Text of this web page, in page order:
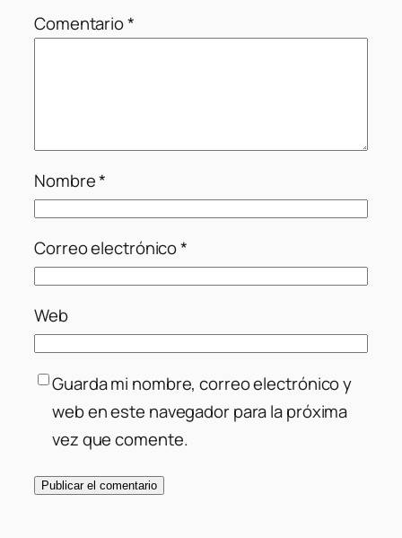
Comentario*
Nombre*
Correo electrónico*
Web
Guarda mi nombre, correo electrónico y
web en este navegador para la próxima
vez que comente.